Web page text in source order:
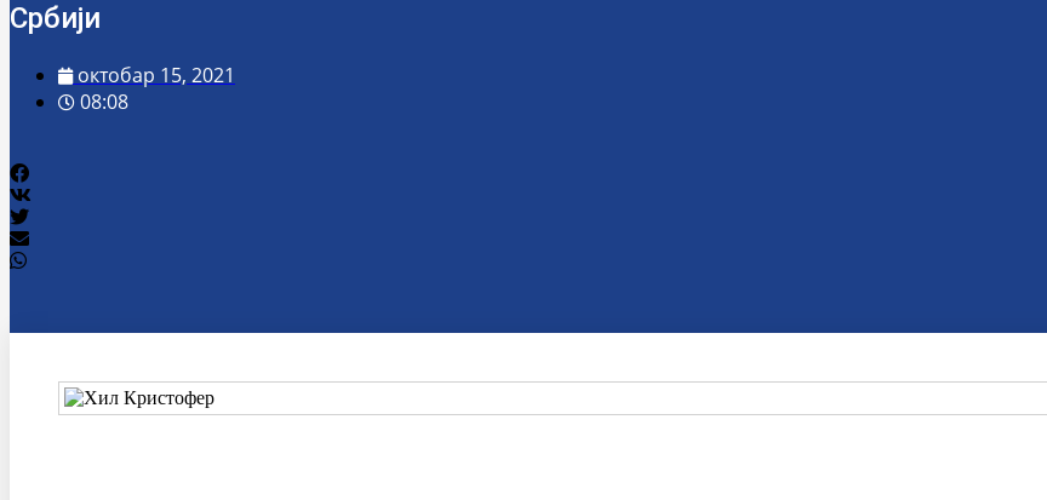
Србији
октобар 15, 2021
08:08